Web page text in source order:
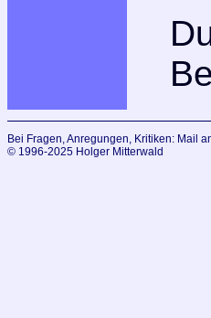
Bei Fragen, Anregungen, Kritiken: Mail
© 1996-2025 Holger Mitterwald